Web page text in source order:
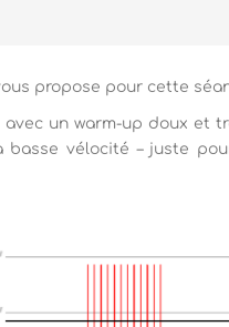
propose pour cette
avec un warm-up doux et
basse vélocité – juste